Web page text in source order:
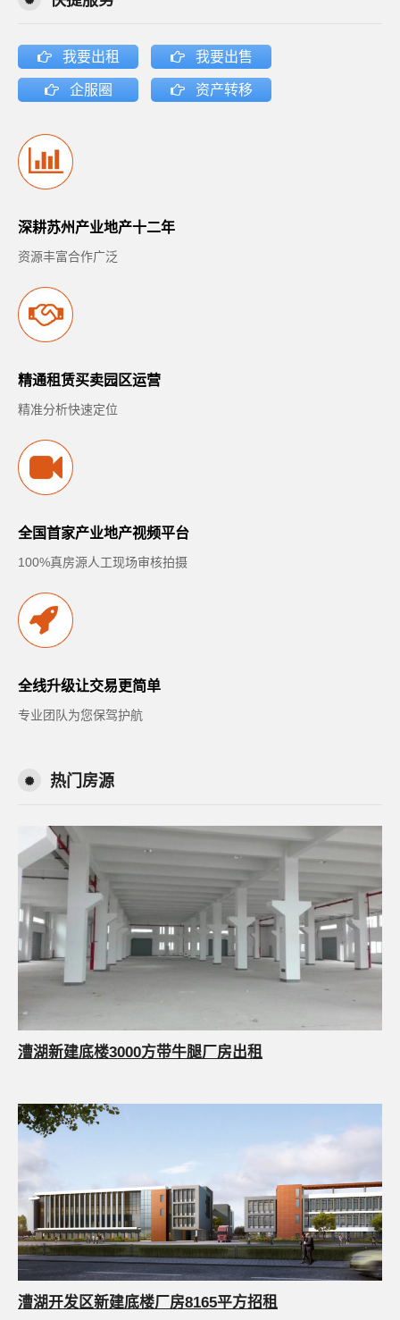
我要出租 我要出售
企服圈 资产转移
深耕苏州产业地产十二年
资源丰富合作广泛
精通租赁买卖园区运营
精准分析快速定位
全国首家产业地产视频平台
100%真房源人工现场审核拍摄
全线升级让交易更简单
专业团队为您保驾护航
热门房源
漕湖新建底楼3000方带牛腿厂房出租
漕湖开发区新建底楼厂房8165平方招租